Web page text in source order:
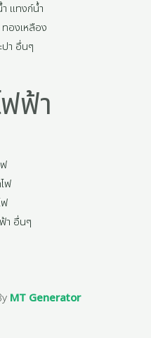
แทงก์น้ำ
องเหลือง
า อื่นๆ
ฟ้า
ฟ
า อื่นๆ
MT Generator